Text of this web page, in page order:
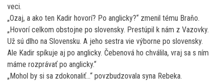
veci.
„Ozaj, a ako ten Kadir hovorí? Po anglicky?“ zmenil tému Braňo.
„Hovorí celkom obstojne po slovensky. Prestúpil k nám z Vazovky.
Už sú dlho na Slovensku. A jeho sestra vie výborne po slovensky.
Ale Kadir spíkuje aj po anglicky. Čebenová ho chválila, vraj sa s ním
máme rozprávať po anglicky.“
„Mohol by si sa zdokonaliť…“ povzbudzovala syna Rebeka.